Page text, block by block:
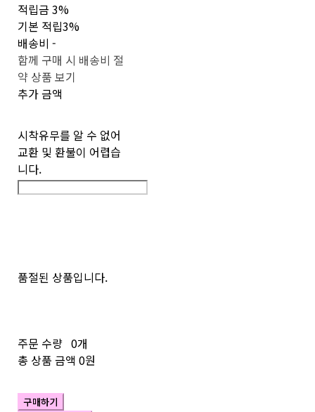
적립금 3%
기본 적립3%
배송비-
함께 구매 시 배송비 절
약 상품 보기
추가 금액
시착유무를 알 수 없어
교환 및 환불이 어렵습
니다.
품절된 상품입니다.
주문 수량 0개
총 상품 금액 0원
구매하기